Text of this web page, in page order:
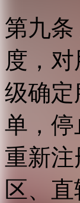
第九
度，
级确
单，
重新
区、